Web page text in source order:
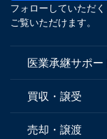
フォローしていただ
ご覧いただけます。
医業承継サポー
買収・譲受
売却・譲渡